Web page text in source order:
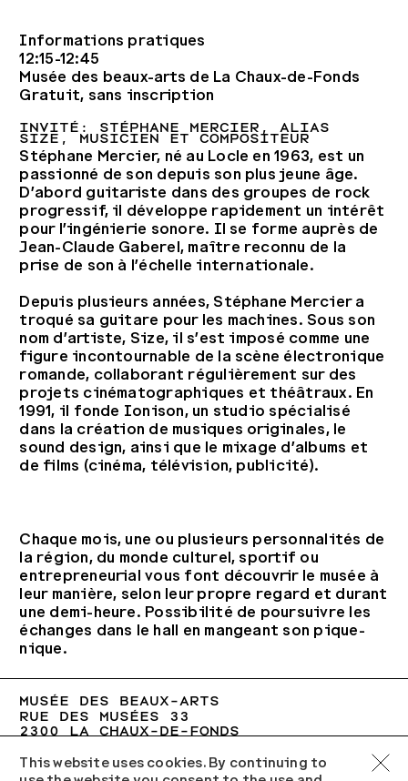
Informations pratiques
12:15-12:45
Musée des beaux-arts de La Chaux-de-Fonds
Gratuit, sans inscription
Invité: Stéphane Mercier, alias
Size, musicien et compositeur
Stéphane Mercier, né au Locle en 1963, est un
passionné de son depuis son plus jeune âge.
D’abord guitariste dans des groupes de rock
progressif, il développe rapidement un intérêt
pour l’ingénierie sonore. Il se forme auprès de
Jean-Claude Gaberel, maître reconnu de la
prise de son à l’échelle internationale.
Depuis plusieurs années, Stéphane Mercier a
troqué sa guitare pour les machines. Sous son
nom d’artiste, Size, il s’est imposé comme une
figure incontournable de la scène électronique
romande, collaborant régulièrement sur des
projets cinématographiques et théâtraux. En
1991, il fonde Ionison, un studio spécialisé
dans la création de musiques originales, le
sound design, ainsi que le mixage d’albums et
de films (cinéma, télévision, publicité).
Chaque mois, une ou plusieurs personnalités de
la région, du monde culturel, sportif ou
entrepreneurial vous font découvrir le musée à
leur manière, selon leur propre regard et durant
une demi-heure. Possibilité de poursuivre les
échanges dans le hall en mangeant son pique-
nique.
This website uses cookies. By continuing to
MUSÉE DES BEAUX-ARTS
LA CHAUX-DE-FONDS
RUE DES MUSÉES 33
2300 LA CHAUX-DE-FONDS
MBA.VCH@NE.CH